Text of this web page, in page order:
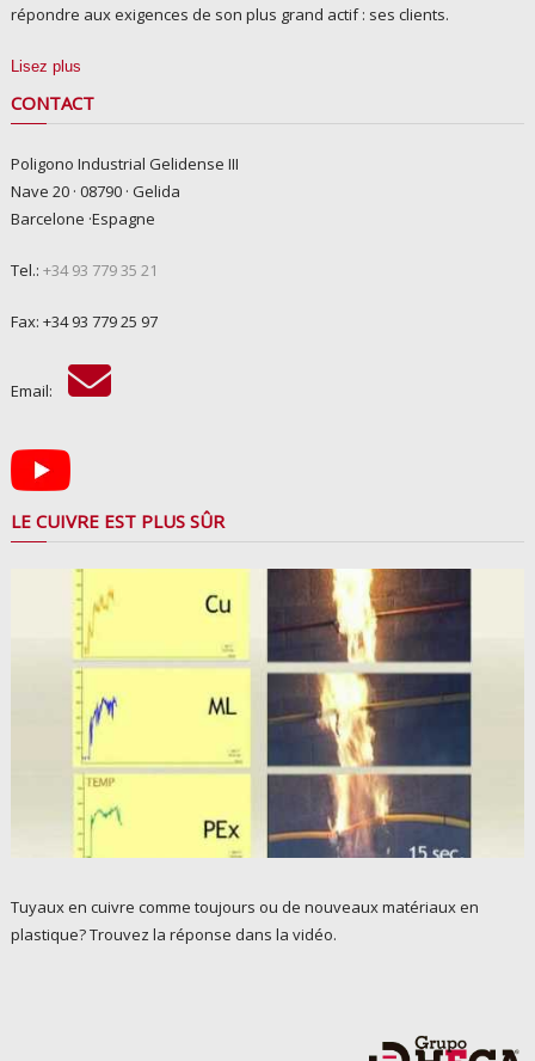
répondre aux exigences de son plus grand actif : ses clients.
Lisez plus
CONTACT
Poligono Industrial Gelidense III
Nave 20 · 08790 · Gelida
Barcelone ·Espagne
Tel.: +34 93 779 35 21
Fax: +34 93 779 25 97
Email:
LE CUIVRE EST PLUS SÛR
Tuyaux en cuivre comme toujours ou de nouveaux matériaux en
plastique? Trouvez la réponse dans la vidéo.